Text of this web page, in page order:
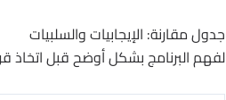
جدول مقارنة: الإيجابيات والسلبيات
لفهم البرنامج بشكل أوضح قبل اتخاذ